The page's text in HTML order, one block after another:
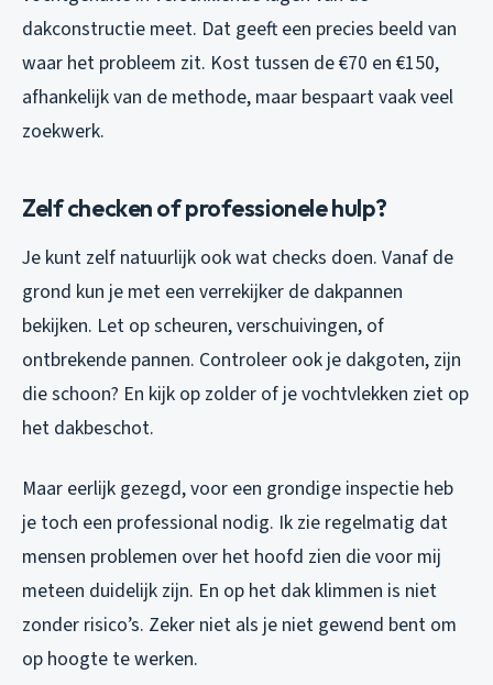
dakconstructie meet. Dat geeft een precies beeld van
waar het probleem zit. Kost tussen de €70 en €150,
afhankelijk van de methode, maar bespaart vaak veel
zoekwerk.
Zelf checken of professionele hulp?
Je kunt zelf natuurlijk ook wat checks doen. Vanaf de
grond kun je met een verrekijker de dakpannen
bekijken. Let op scheuren, verschuivingen, of
ontbrekende pannen. Controleer ook je dakgoten, zijn
die schoon? En kijk op zolder of je vochtvlekken ziet op
het dakbeschot.
Maar eerlijk gezegd, voor een grondige inspectie heb
je toch een professional nodig. Ik zie regelmatig dat
mensen problemen over het hoofd zien die voor mij
meteen duidelijk zijn. En op het dak klimmen is niet
zonder risico’s. Zeker niet als je niet gewend bent om
op hoogte te werken.